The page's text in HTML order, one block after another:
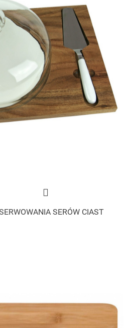
SERÓW CIAST